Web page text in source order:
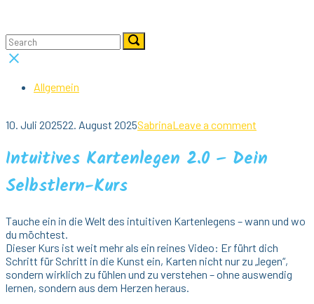
content
Menu
Search
for:
Search
for:
Search
Close
Allgemein
10. Juli 202522. August 2025SabrinaLeave a comment
Intuitives Kartenlegen 2.0 – Dein
Selbstlern-Kurs
Tauche ein in die Welt des intuitiven Kartenlegens – wann und wo
du möchtest.
Dieser Kurs ist weit mehr als ein reines Video: Er führt dich
Schritt für Schritt in die Kunst ein, Karten nicht nur zu „legen“,
sondern wirklich zu fühlen und zu verstehen – ohne auswendig
lernen, sondern aus dem Herzen heraus.